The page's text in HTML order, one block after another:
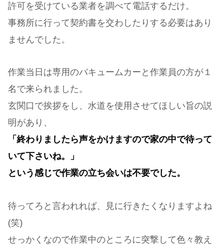
許可を受けている業者を調べて電話するだけ。
事務所に行って契約書を交わしたりする必要はあり
ませんでした。
作業当日は専用のバキュームカーと作業員の方が１
名で来られました。
玄関口で挨拶をし、水道を使用させてほしい旨の説
明があり、
「終わりましたら声をかけますので家の中で待って
いて下さいね。」
という感じで作業の立ち会いは不要でした。
待ってろと言われれば、見に行きたくなりますよね
(笑)
せっかくなので作業中のところに突撃して色々教え